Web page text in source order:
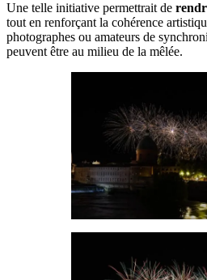
Une telle initiative permettrait de
tout en renforçant la cohérence
photographes ou amateurs de
peuvent être au milieu de la mêlée.